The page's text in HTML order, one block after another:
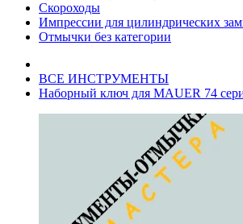
Скороходы
Импрессии для цилиндрических
Отмычки без категории
ВСЕ ИНСТРУМЕНТЫ
Наборный ключ для MAUER 74